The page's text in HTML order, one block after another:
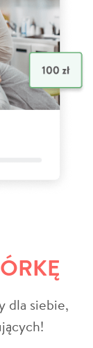
dla siebie,